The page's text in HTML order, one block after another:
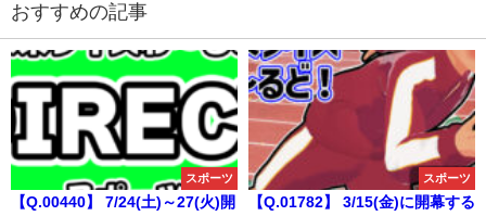
おすすめの記事
スポーツ
【Q.00440】 7/24(土)～27(火)開
スポーツ
【Q.01782】 3/15(金)に開幕する